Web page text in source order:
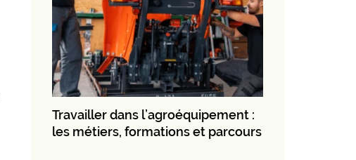
Travailler dans l’agroéquipement :
les métiers, formations et parcours